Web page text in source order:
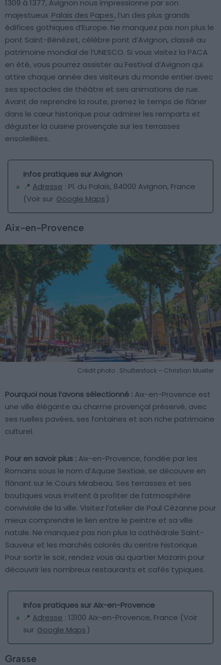
1309 à 1377, Avignon nous impressionne par son
majestueux Palais des Papes, l’un des plus grands
édifices gothiques d’Europe. Ne manquez pas non plus le
pont Saint-Bénézet, célèbre pont d’Avignon, classé au
patrimoine mondial de l’UNESCO. Si vous visitez la PACA
en été, vous pourrez assister au Festival d’Avignon qui
attire chaque année des visiteurs du monde entier avec
ses spectacles de théâtre et ses animations de rue.
Avant de reprendre la route, prenez le temps de flâner
dans le cœur historique pour admirer les remparts et
déguster la cuisine provençale sur les terrasses
ensoleillées.
Infos pratiques sur Avignon
📍 Adresse : Pl. du Palais, 84000 Avignon, France
(Voir sur Google Maps)
Aix-en-Provence
Crédit photo : Shutterstock – Christian Mueller
Pourquoi nous l’avons sélectionné : Aix-en-Provence est
une ville élégante au charme provençal préservé, avec
ses ruelles pavées, ses fontaines et son riche patrimoine
culturel.
Pour en savoir plus : Aix-en-Provence, fondée par les
Romains sous le nom d’Aquae Sextiae, se découvre en
flânant sur le Cours Mirabeau. Ses terrasses et ses
boutiques vous invitent à profiter de l’atmosphère
conviviale de la ville. Visitez l’atelier de Paul Cézanne pour
mieux comprendre le lien entre le peintre et sa ville
natale. Ne manquez pas non plus la cathédrale Saint-
Sauveur et les marchés colorés du centre historique.
Pour sortir le soir, rendez vous au quartier Mazarin pour
découvrir les nombreux restaurants et cafés typiques.
Infos pratiques sur Aix-en-Provence
📍 Adresse : 13100 Aix-en-Provence, France (Voir
sur Google Maps)
Grasse